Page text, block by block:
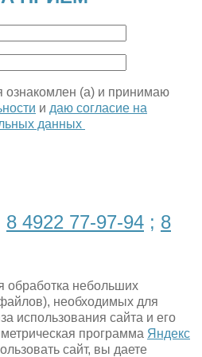
ознакомлен (а) и принимаю
и даю согласие на
данных
8 4922 77-97-94 ; 8
обработка небольших
необходимых для
использования сайта и его
программа Яндекс
сайт, вы даете